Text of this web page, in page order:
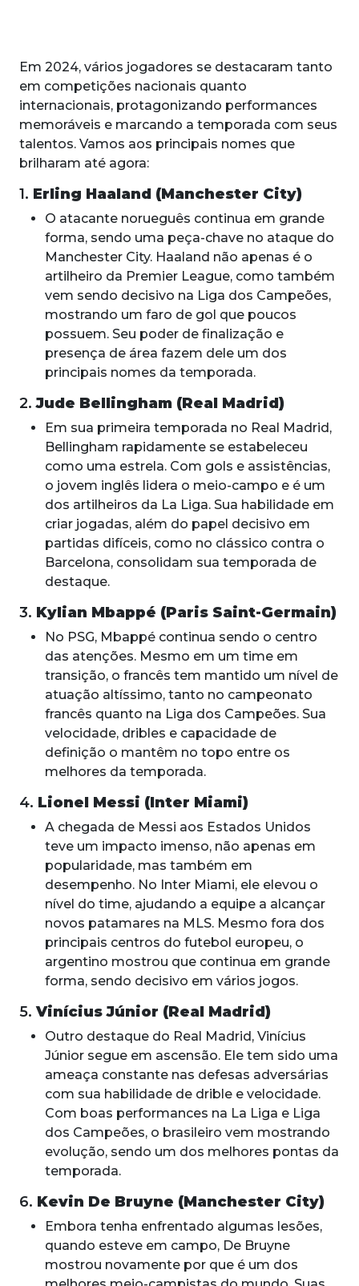
Em 2024, vários jogadores se destacaram tanto
em competições nacionais quanto
internacionais, protagonizando performances
memoráveis e marcando a temporada com seus
talentos. Vamos aos principais nomes que
brilharam até agora:
1. Erling Haaland (Manchester City)
O atacante norueguês continua em grande
forma, sendo uma peça-chave no ataque do
Manchester City. Haaland não apenas é o
artilheiro da Premier League, como também
vem sendo decisivo na Liga dos Campeões,
mostrando um faro de gol que poucos
possuem. Seu poder de finalização e
presença de área fazem dele um dos
principais nomes da temporada.
2.Jude Bellingham (Real Madrid)
Em sua primeira temporada no Real Madrid,
Bellingham rapidamente se estabeleceu
como uma estrela. Com gols e assistências,
o jovem inglês lidera o meio-campo e é um
dos artilheiros da La Liga. Sua habilidade em
criar jogadas, além do papel decisivo em
partidas difíceis, como no clássico contra o
Barcelona, consolidam sua temporada de
destaque.
3. Kylian Mbappé (Paris Saint-Germain)
No PSG, Mbappé continua sendo o centro
das atenções. Mesmo em um time em
transição, o francês tem mantido um nível de
atuação altíssimo, tanto no campeonato
francês quanto na Liga dos Campeões. Sua
velocidade, dribles e capacidade de
definição o mantêm no topo entre os
melhores da temporada.
4. Lionel Messi (Inter Miami)
A chegada de Messi aos Estados Unidos
teve um impacto imenso, não apenas em
popularidade, mas também em
desempenho. No Inter Miami, ele elevou o
nível do time, ajudando a equipe a alcançar
novos patamares na MLS. Mesmo fora dos
principais centros do futebol europeu, o
argentino mostrou que continua em grande
forma, sendo decisivo em vários jogos.
5.Vinícius Júnior (Real Madrid)
Outro destaque do Real Madrid, Vinícius
Júnior segue em ascensão. Ele tem sido uma
ameaça constante nas defesas adversárias
com sua habilidade de drible e velocidade.
Com boas performances na La Liga e Liga
dos Campeões, o brasileiro vem mostrando
evolução, sendo um dos melhores pontas da
temporada.
6. Kevin De Bruyne (Manchester City)
Embora tenha enfrentado algumas lesões,
quando esteve em campo, De Bruyne
mostrou novamente por que é um dos